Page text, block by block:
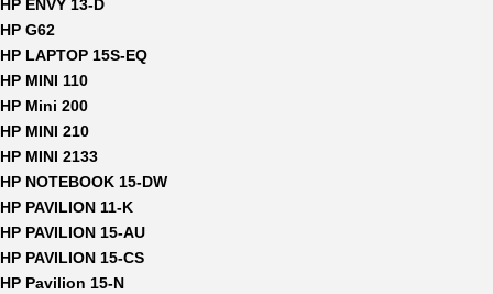
HP ENVY 13-D
HP G62
HP LAPTOP 15S-EQ
HP MINI 110
HP Mini 200
HP MINI 210
HP MINI 2133
HP NOTEBOOK 15-DW
HP PAVILION 11-K
HP PAVILION 15-AU
HP PAVILION 15-CS
HP Pavilion 15-N